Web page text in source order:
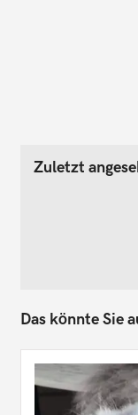
Zuletzt
Das könnte Sie